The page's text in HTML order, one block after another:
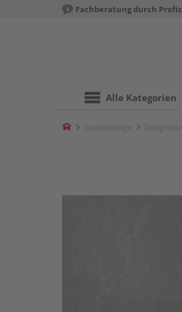
Fachberatung durch Profis
Alle Kategorien
Home